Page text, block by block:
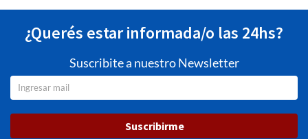
¿Querés estar informada/o las 24hs?
Suscribite a nuestro Newsletter
Suscribirme